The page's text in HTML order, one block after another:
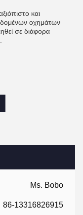
Ms. Bobo
86-13316826915
και
οχημάτων
σε διάφορα